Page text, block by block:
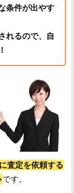
条件が出やす
れるので、自
査定を依頼する
です。